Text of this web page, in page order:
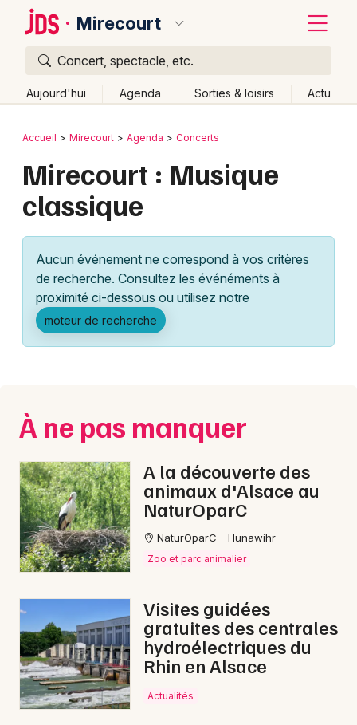
Mirecourt
Concert, spectacle, etc.
Aujourd'hui Agenda Sorties & loisirs Actu
Publier un événement
Grands événements
Activité & Expérience
Manifestations
Foires & salons
Concerts
Sports
Soirées
Sorties famille
Sorties & loisirs
Musique classique dans les Vosges
Musique classique en Lorraine
Bordeaux
Colmar
Lille
Lyon
Marseille
Mulhouse
Nice
Paris
Strasbourg
Toulouse
Toutes les villes
Retour
Accueil Mirecourt Agenda Concerts
Mirecourt : Musique
classique
Aucun événement ne correspond à vos critères
de recherche. Consultez les événéments à
proximité ci-dessous ou utilisez notre
moteur de recherche
À ne pas manquer
A la découverte des
animaux d'Alsace au
NaturOparC
NaturOparC - Hunawihr
Zoo et parc animalier
Visites guidées
gratuites des centrales
hydroélectriques du
Rhin en Alsace
Actualités
Quoi ?
Où ?
Partout
Près de moi Changer de lieu
Quand ?
Aujourd'hui
Demain Ce week-end Autre